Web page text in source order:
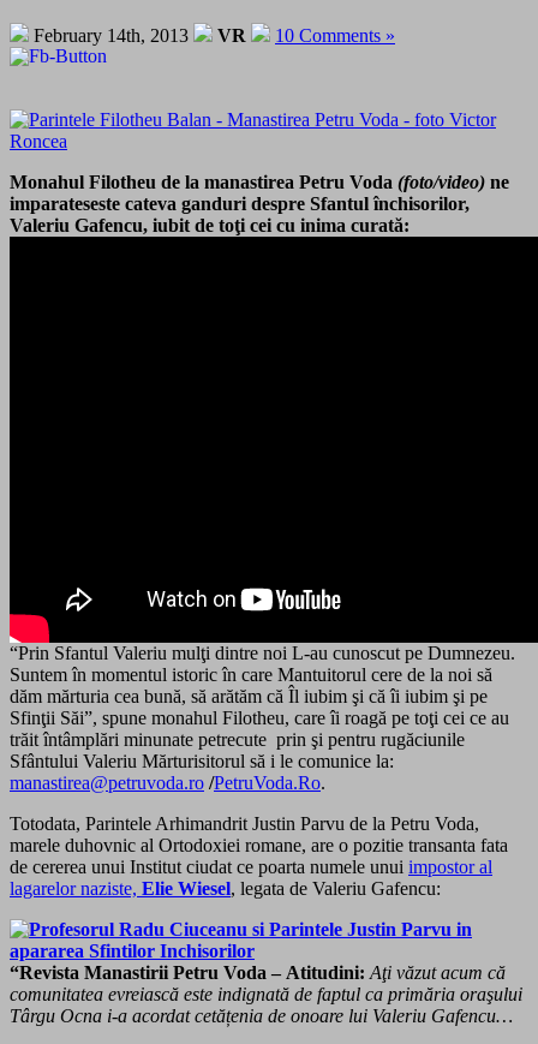
February 14th, 2013 VR 10 Comments »
Monahul Filotheu de la manastirea Petru Voda (foto/video) ne
imparateseste cateva ganduri despre Sfantul închisorilor,
Valeriu Gafencu, iubit de toţi cei cu inima curată:
“Prin Sfantul Valeriu mulţi dintre noi L-au cunoscut pe Dumnezeu.
Suntem în momentul istoric în care Mantuitorul cere de la noi să
dăm mărturia cea bună, să arătăm că Îl iubim şi că îi iubim şi pe
Sfinţii Săi”, spune monahul Filotheu, care îi roagă pe toţi cei ce au
trăit întâmplări minunate petrecute prin şi pentru rugăciunile
Sfântului Valeriu Mărturisitorul să i le comunice la:
manastirea@petruvoda.ro /PetruVoda.Ro.
Totodata, Parintele Arhimandrit Justin Parvu de la Petru Voda,
marele duhovnic al Ortodoxiei romane, are o pozitie transanta fata
de cererea unui Institut ciudat ce poarta numele unui impostor al
lagarelor naziste, Elie Wiesel, legata de Valeriu Gafencu:
“Revista Manastirii Petru Voda – Atitudini: Aţi văzut acum că
comunitatea evreiască este indignată de faptul ca primăria oraşului
Târgu Ocna i-a acordat cetățenia de onoare lui Valeriu Gafencu…